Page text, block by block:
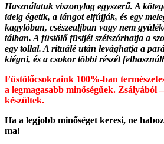
Használatuk viszonylag egyszerű. A
ideig égetik, a lángot elfújják, és egy
kagylóban, csészealjban vagy nem
tálban. A füstölő füstjét szétszórhatja a
egy tollal. A rituálé után levághatja a
kiégni, és a csokor többi részét
Füstölőcsokraink 100%-ban
a legmagasabb minőségűek. Zsályából
készültek.
Ha a legjobb minőséget keresi, ne
ma!